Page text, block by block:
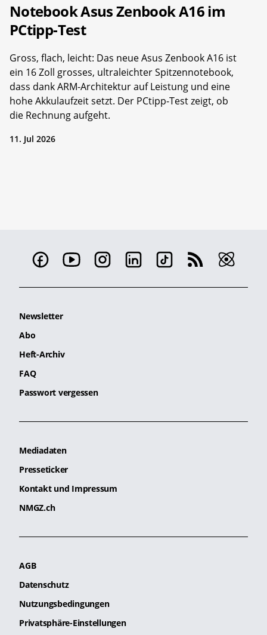
Notebook Asus Zenbook A16 im
PCtipp-Test
Gross, flach, leicht: Das neue Asus Zenbook A16 ist
ein 16 Zoll grosses, ultraleichter Spitzennotebook,
dass dank ARM-Architektur auf Leistung und eine
hohe Akkulaufzeit setzt. Der PCtipp-Test zeigt, ob
die Rechnung aufgeht.
11. Jul 2026
Newsletter
Abo
Heft-Archiv
FAQ
Passwort vergessen
Mediadaten
Presseticker
Kontakt und Impressum
NMGZ.ch
AGB
Datenschutz
Nutzungsbedingungen
Privatsphäre-Einstellungen